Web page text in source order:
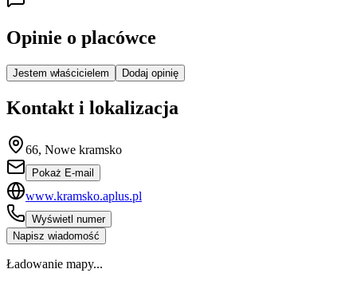
Opinie o placówce
Jestem właścicielem Dodaj opinię
Kontakt i lokalizacja
66, Nowe kramsko
Pokaż E-mail
www.kramsko.aplus.pl
Wyświetl numer
Napisz wiadomość
Ładowanie mapy...